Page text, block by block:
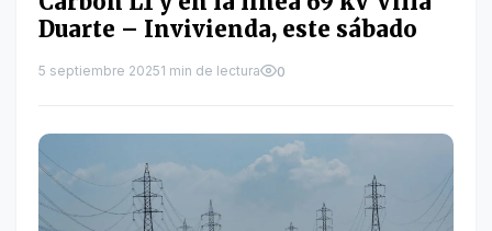
Duarte – Invivienda, este sábado
5 septiembre 20251 min de lectura 0